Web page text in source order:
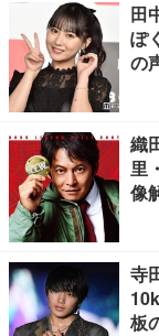
田
ぽ
の
織
里
像
寺
板